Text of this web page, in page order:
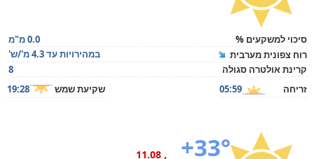
סיכוי למשקעים %
0.0 מ"מ
רוח צפונית מערבית
במהירויות עד 4.3 מ'/ש'
קרינת אולטרה סגולה
8
זריחה
05:59 שקיעת שמש 19:28
+33°
, 11.08